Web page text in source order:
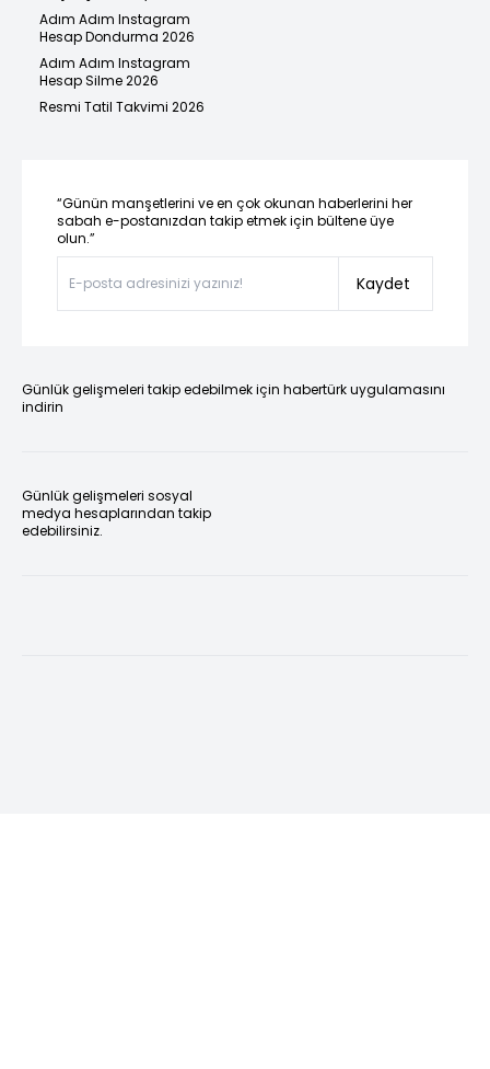
Adım Adım Instagram
Hesap Dondurma 2026
Adım Adım Instagram
Hesap Silme 2026
Resmi Tatil Takvimi 2026
“Günün manşetlerini ve en çok okunan haberlerini her
sabah e-postanızdan takip etmek için bültene üye
olun.”
Kaydet
Günlük gelişmeleri takip edebilmek için habertürk uygulamasını
indirin
Günlük gelişmeleri sosyal
medya hesaplarından takip
edebilirsiniz.